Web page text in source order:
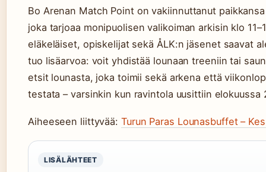
Bo Arenan Match Point on vakiinnuttanut
joka tarjoaa monipuolisen valikoiman arkisin klo
eläkeläiset, opiskelijat sekä ÅLK:n jäsenet saavat
tuo lisäarvoa: voit yhdistää lounaan treeniin tai
etsit lounasta, joka toimii sekä arkena että
testata – varsinkin kun ravintola uusittiin elokuussa
Aiheeseen liittyvää: Turun Paras Lounasbuffet –
LISÄLÄHTEET